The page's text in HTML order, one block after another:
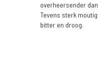
overheersender
Tevens sterk
bitter en droog.